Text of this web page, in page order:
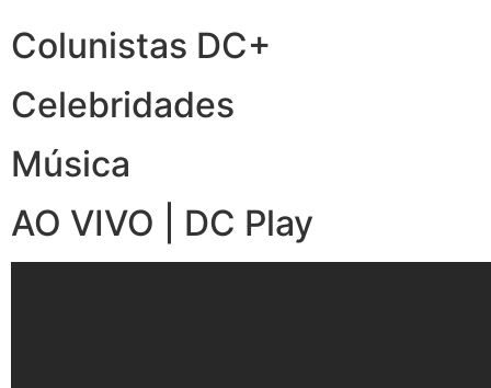
Colunistas DC+
Celebridades
Música
AO VIVO | DC Play